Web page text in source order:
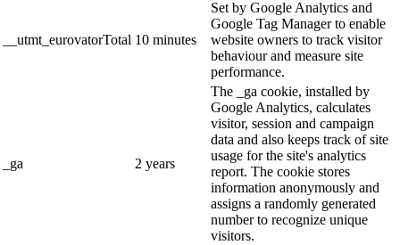
__utmt_eurovatorTotal 10 minutes
Set by Google Analytics and
Google Tag Manager to enable
website owners to track visitor
behaviour and measure site
performance.
_ga 2 years
The _ga cookie, installed by
Google Analytics, calculates
visitor, session and campaign
data and also keeps track of site
usage for the site's analytics
report. The cookie stores
information anonymously and
assigns a randomly generated
number to recognize unique
visitors.